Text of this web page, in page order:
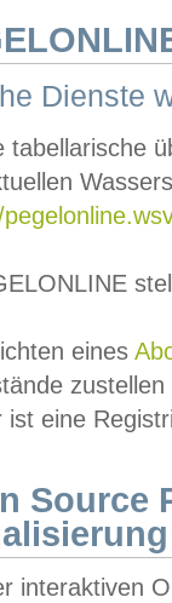
Dienste
tabellarische
eines
ist eine
Source
interaktiven